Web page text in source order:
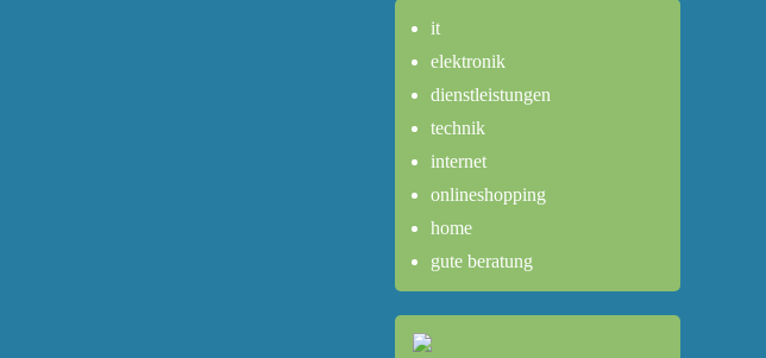
it
elektronik
dienstleistungen
technik
internet
onlineshopping
home
gute beratung